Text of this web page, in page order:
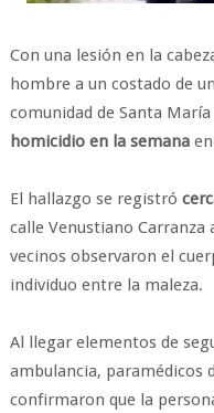
Con una lesión en la
hombre a un costado de
comunidad de Santa
homicidio en la semanaen
El hallazgo se registró
calle Venustiano Carranza
vecinos observaron el
individuo entre la maleza.
Al llegar elementos de
ambulancia, paramédicos
confirmaron que la